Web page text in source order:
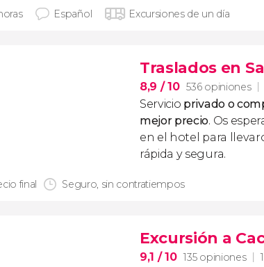
Español Excursiones de un día
Traslados en
8,9 / 10 536 opiniones
Servicio privado o
mejor precio. Os
en el hotel para
rápida y segura.
final Seguro, sin contratiempos
Excursión a
9,1 / 10 135 opiniones